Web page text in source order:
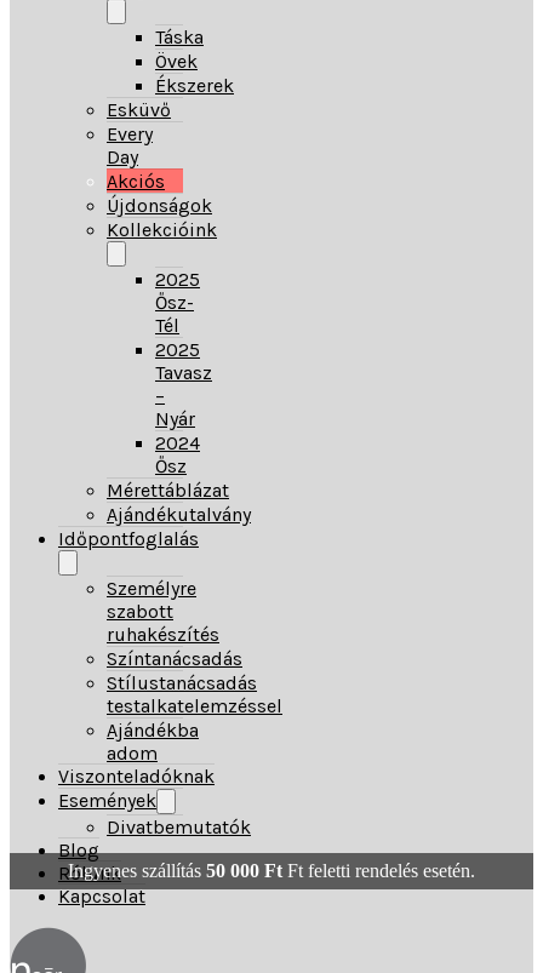
Táska
Övek
Ékszerek
Esküvő
Every
Day
Akciós
Újdonságok
Kollekcióink
2025
Ősz-
Tél
2025
Tavasz
–
Nyár
2024
Ősz
Mérettáblázat
Ajándékutalvány
Időpontfoglalás
Személyre
szabott
ruhakészítés
Színtanácsadás
Stílustanácsadás
testalkatelemzéssel
Ajándékba
adom
Viszonteladóknak
Események
Divatbemutatók
Blog
Rólunk
Kapcsolat
Ingyenes szállítás 50 000 Ft Ft feletti rendelés esetén.